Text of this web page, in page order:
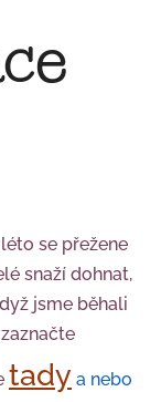
se přežene
snaží dohnat,
jsme běhali
tady a nebo